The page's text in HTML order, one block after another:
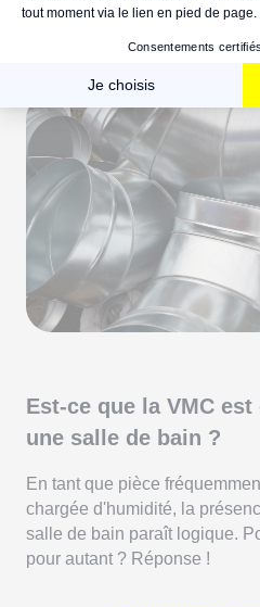
affaire ! Pour vous guider vers
nous vous livrons nos
Est-ce que la VMC
une salle de bain ?
En tant que pièce
chargée d'humidité, la
salle de bain paraît logique.
pour autant ? Réponse !